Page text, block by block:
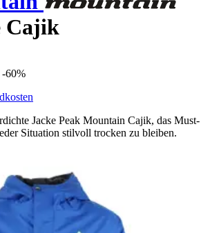
Cajik
-60%
Jacke Peak Mountain Cajik, das Must-
Situation stilvoll trocken zu bleiben.